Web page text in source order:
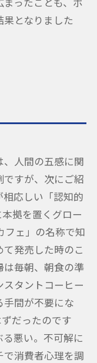
となりました
人間の五感に関
すが、次にご紹
応しい「認知的
拠を置くグロー
フェ」の名称で知
発売した時のこ
は毎朝、朝食の準
タントコーヒー
手間が不要にな
だったのです
悪い。不可解に
消費者心理を調